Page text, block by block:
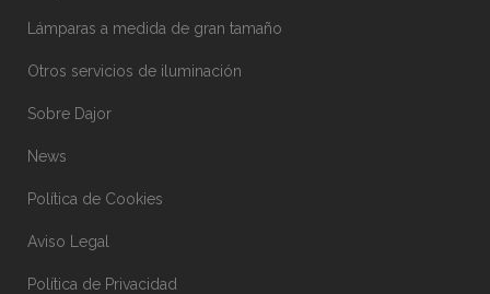
Lámparas a medida de gran tamaño
Otros servicios de iluminación
Sobre Dajor
News
Política de Cookies
Aviso Legal
Política de Privacidad